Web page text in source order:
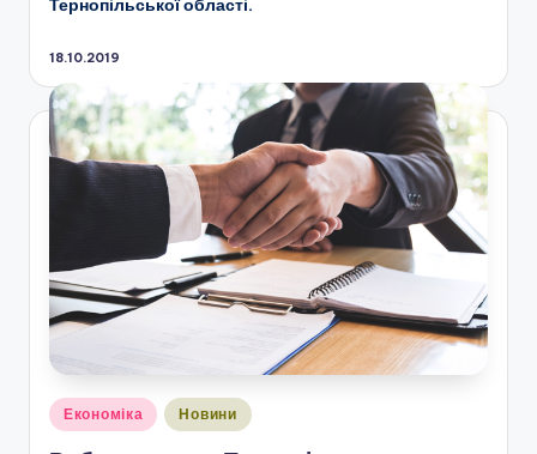
Тернопільської області.
18.10.2019
Опубліковано
Економіка Новини